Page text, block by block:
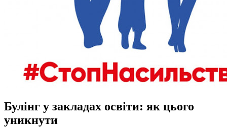
Булінг у закладах освіти: як цього
уникнути